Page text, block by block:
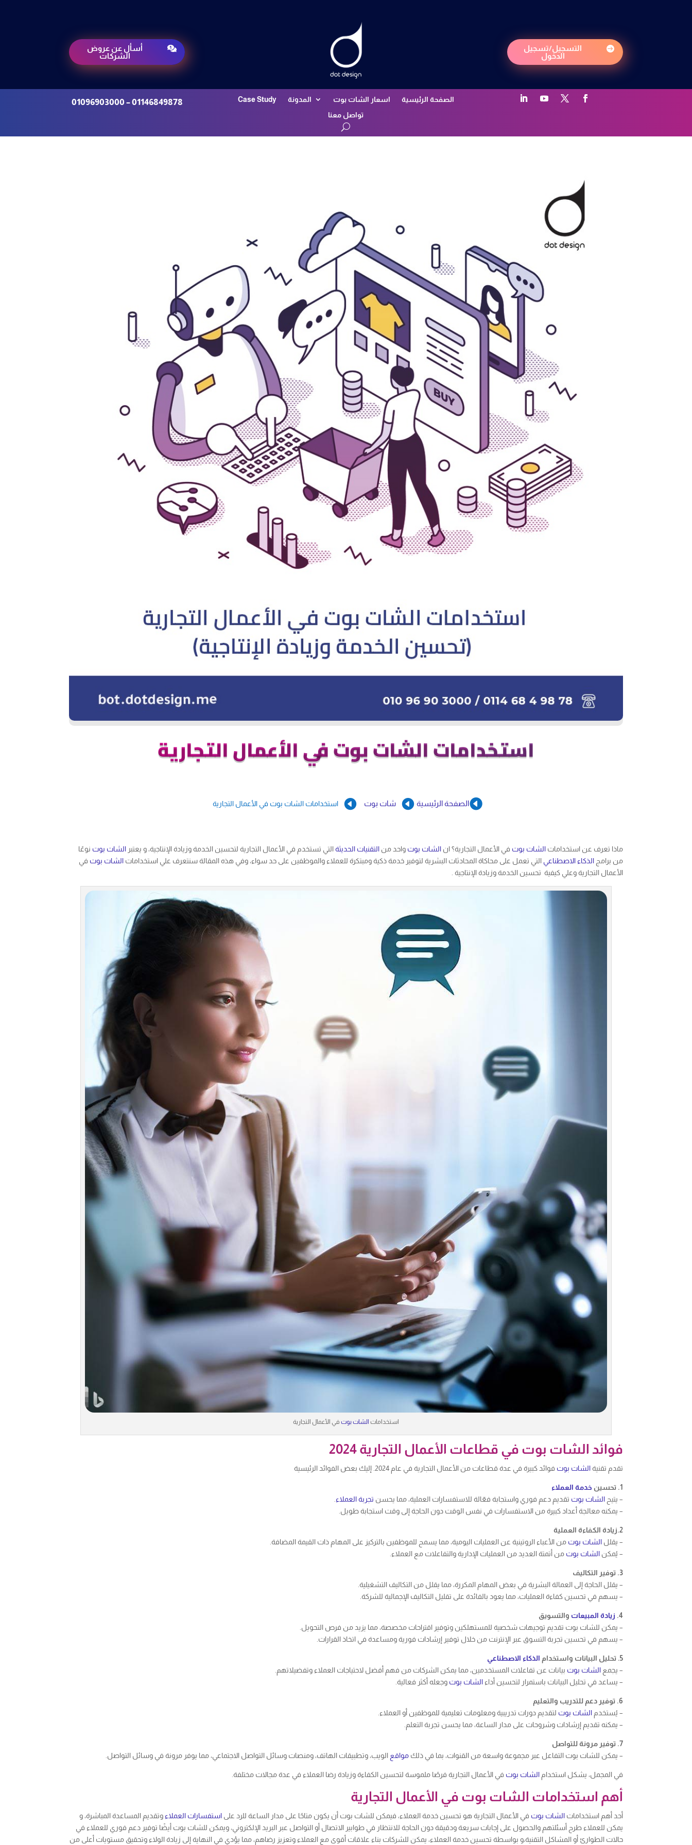

أسأل عن عروض
الشركات

التسجيل/تسجيل
الدخول
01146849878 – 01096903000 الصفحة الرئيسية اسعار الشات بوت المدونة
Case Study
تواصل معنا
استخدامات الشات بوت في الأعمال التجارية
الصفحة الرئيسية  شات بوت  استخدامات الشات بوت في الأعمال التجارية
ماذا تعرف عن استخداماتالشات بوت في الأعمال التجارية؟ انالشات بوت واحد منالتقنيات الحديثةالتي تستخدم في الأعمال التجارية لتحسين الخدمة وزيادة الإنتاجية، و يعتبرالشات بوت نوعًا
من برامجالذكاء الاصطناعي التي تعمل على محاكاة المحادثات البشرية لتوفير خدمة ذكية ومبتكرة للعملاء والموظفين على حد سواء، وفي هذه المقالة سنتعرف علي استخداماتالشات بوت في
الأعمال التجارية وعلي كيفية تحسين الخدمة وزيادة الإنتاجية .
استخدامات الشات بوت في الأعمال التجارية
فوائد الشات بوت في قطاعات الأعمال التجارية 2024
تقدم تقنيةالشات بوت فوائد كبيرة في عدة قطاعات من الأعمال التجارية في عام 2024. إليك بعض الفوائد الرئيسية
1. تحسين
خدمة العملاء
– يتيحالشات بوت تقديم دعم فوري واستجابة فعّالة للاستفسارات العملية، مما يحسن تجربة العملاء
– يمكنه معالجة أعداد كبيرة من الاستفسارات في نفس الوقت دون الحاجة إلى وقت استجابة طويل.
2.زيادة الكفاءة العملية
– يقللالشات بوت من الأعباء الروتينية عن العمليات اليومية، مما يسمح للموظفين بالتركيز على المهام ذات القيمة المضافة.
– يُمكنالشات بوت من أتمتة العديد من العمليات الإدارية والتفاعلات مع العملاء.
3. توفير التكاليف
– يقلل الحاجة إلى العمالة البشرية في بعض المهام المكررة، مما يقلل من التكاليف التشغيلية.
– يسهم في تحسين كفاءة العمليات، مما يعود بالفائدة على تقليل التكاليف الإجمالية للشركة.
4. زيادة المبيعات والتسويق
– يمكن للشات بوت تقديم توجيهات شخصية للمستهلكين وتوفير اقتراحات مخصصة، مما يزيد من فرص التحويل.
– يسهم في تحسين تجربة التسوق عبر الإنترنت من خلال توفير إرشادات فورية ومساعدة في اتخاذ القرارات.
5. تحليل البيانات واستخدام
الذكاء الاصطناعي
– يجمعالشات بوت بيانات عن تفاعلات المستخدمين، مما يمكن الشركات من فهم أفضل لاحتياجات العملاء وتفضيلاتهم.
– يساعد في تحليل البيانات باستمرار لتحسين أداءالشات بوت وجعله أكثر فعالية.
6. توفير دعم للتدريب والتعليم
– يُستخدمالشات بوت لتقديم دورات تدريبية ومعلومات تعليمية للموظفين أو العملاء.
– يمكنه تقديم إرشادات وشروحات على مدار الساعة، مما يحسن تجربة التعلم.
7. توفير مرونة للتواصل
– يمكن للشات بوت التفاعل عبر مجموعة واسعة من القنوات، بما في ذلكمواقع الويب، وتطبيقات الهاتف، ومنصات وسائل التواصل الاجتماعي، مما يوفر مرونة في وسائل التواصل.
في المجمل، يشكل استخدامالشات بوت في الأعمال التجارية فرصًا ملموسة لتحسين الكفاءة وزيادة رضا العملاء في عدة مجالات مختلفة.
أهم استخدامات الشات بوت في الأعمال التجارية
أحد أهم استخداماتالشات بوت في الأعمال التجارية هو تحسين خدمة العملاء، فيمكن للشات بوت أن يكون متاحًا على مدار الساعة للرد علىاستفسارات العملاء وتقديم المساعدة المباشرة، و
يمكن للعملاء طرح أسئلتهم والحصول على إجابات سريعة ودقيقة دون الحاجة للانتظار في طوابير الاتصال أو التواصل عبر البريد الإلكتروني، ويمكن للشات بوت أيضًا توفير دعم فوري للعملاء في
حالات الطوارئ أو المشاكل التقنية،و بواسطة تحسين خدمة العملاء، يمكن للشركات بناء علاقات أقوى مع العملاء وتعزيز رضاهم، مما يؤدي في النهاية إلى زيادة الولاء وتحقيق مستويات أعلى من